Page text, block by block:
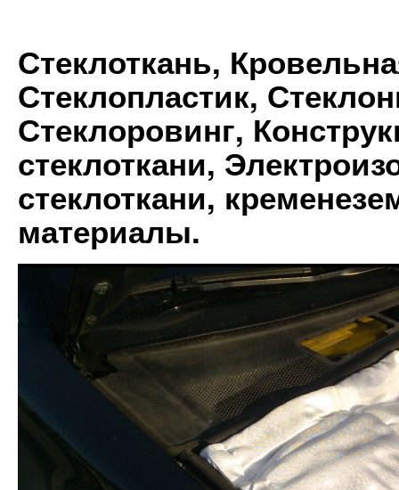
Стеклоткань,
Стеклопластик,
Стеклоровинг,
стеклоткани,
стеклоткани,
материалы.